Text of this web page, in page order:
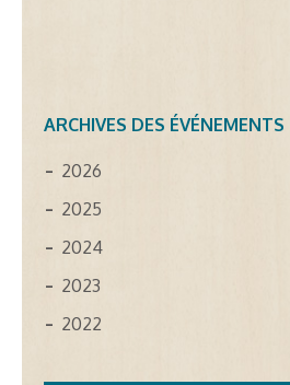
ARCHIVES DES ÉVÉNEMENTS
2026
2025
2024
2023
2022